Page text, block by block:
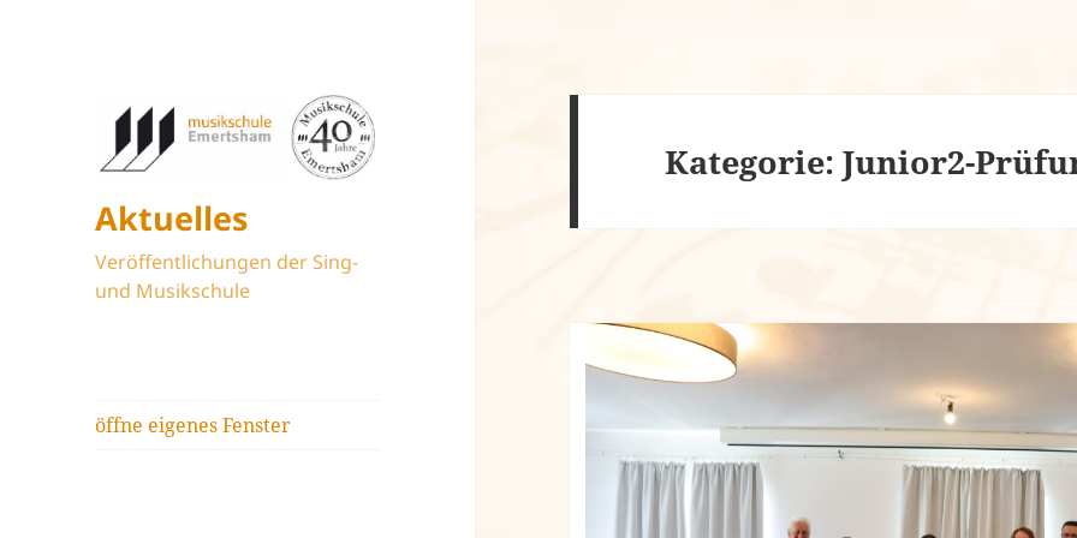
Aktuelles
Veröffentlichungen der Sing-
und Musikschule
öffne eigenes Fenster
Kategorie:Junior2-